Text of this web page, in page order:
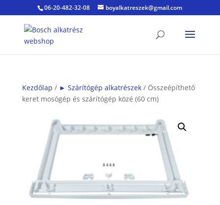
06-20-482-32-08 boyalkatreszek@gmail.com
Kezdőlap / ► Szárítógép alkatrészek/ Összeépíthető
keret mosógép és szárítógép közé (60 cm)